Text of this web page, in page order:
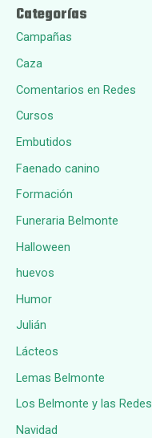
Categorías
Campañas
Caza
Comentarios en Redes
Cursos
Embutidos
Faenado canino
Formación
Funeraria Belmonte
Halloween
huevos
Humor
Julián
Lácteos
Lemas Belmonte
Los Belmonte y las Redes
Navidad